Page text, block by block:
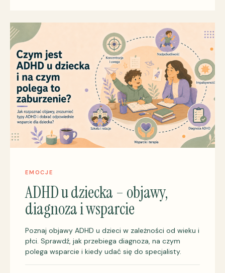
EMOCJE
ADHD u dziecka – objawy,
diagnoza i wsparcie
Poznaj objawy ADHD u dzieci w zależności od wieku i
płci. Sprawdź, jak przebiega diagnoza, na czym
polega wsparcie i kiedy udać się do specjalisty.